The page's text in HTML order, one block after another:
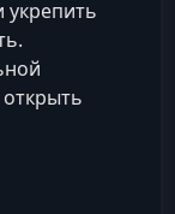
укрепить